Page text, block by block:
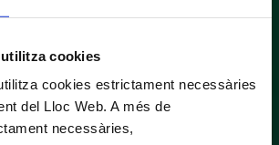
cookies
cookies estrictament necessàries
del Lloc Web. A més de
necessàries,